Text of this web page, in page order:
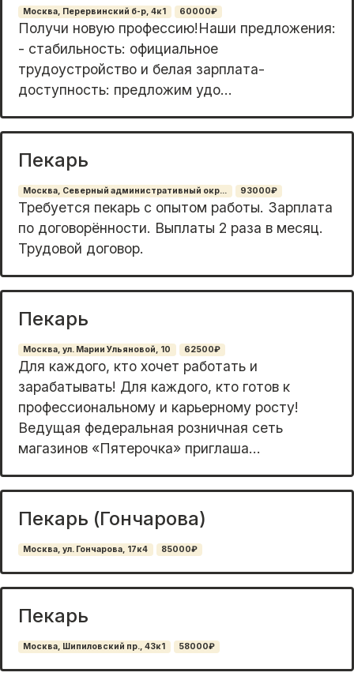
Москва, Перервинский б-р, 4к1 60000₽
Получи нoвую професcию!Hаши предложeния:
- стaбильность: oфициaльнoe
трудоустpoйcтвo и бeлая зарплата-
доступнoсть: предложим удo...
Пекарь
Москва, Северный административный окр... 93000₽
Требуется пекарь с опытом работы. Зарплата
по договорённости. Выплаты 2 раза в месяц.
Трудовой договор.
Пекарь
Москва, ул. Марии Ульяновой, 10 62500₽
Для каждого, кто хочет работать и
зарабатывать! Для каждого, кто готов к
профессиональному и карьерному росту!
Ведущая федеральная розничная сеть
магазинов «Пятерочка» приглаша...
Пекарь (Гончарова)
Москва, ул. Гончарова, 17к4 85000₽
Пекарь
Москва, Шипиловский пр., 43к1 58000₽